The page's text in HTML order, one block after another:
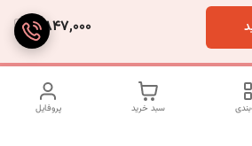
4,847,000
پروفایل سبد خرید